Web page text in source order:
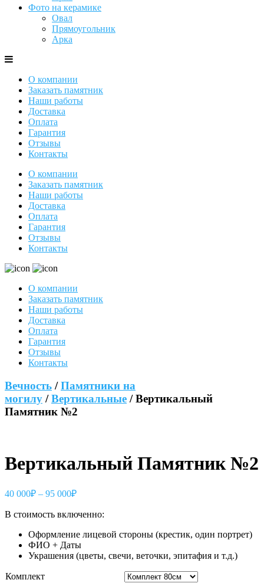
Фото на керамике
Овал
Прямоугольник
Арка
О компании
Заказать памятник
Наши работы
Доставка
Оплата
Гарантия
Отзывы
Контакты
О компании
Заказать памятник
Наши работы
Доставка
Оплата
Гарантия
Отзывы
Контакты
О компании
Заказать памятник
Наши работы
Доставка
Оплата
Гарантия
Отзывы
Контакты
Вечность /Памятники на
могилу /Вертикальные / Вертикальный
Памятник №2
Вертикальный Памятник №2
40 000₽ – 95 000₽
В стоимость включенно:
Оформление лицевой стороны (крестик, один портрет)
ФИО + Даты
Украшения (цветы, свечи, веточки, эпитафия и т.д.)
Комплект